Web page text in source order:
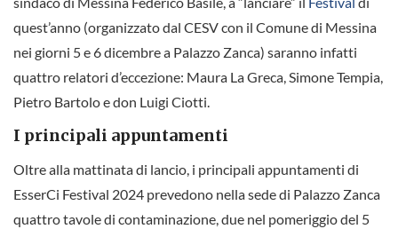
quest’anno (organizzato dal CESV con il Comune di Messina
nei giorni 5 e 6 dicembre a Palazzo Zanca) saranno infatti
quattro relatori d’eccezione: Maura La Greca, Simone Tempia,
Pietro Bartolo e don Luigi Ciotti.
I principali appuntamenti
Oltre alla mattinata di lancio, i principali appuntamenti di
EsserCi Festival 2024 prevedono nella sede di Palazzo Zanca
quattro tavole di contaminazione, due nel pomeriggio del 5